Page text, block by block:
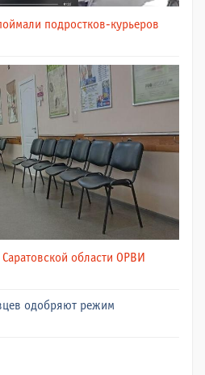
подростков-курьеров
области ОРВИ
одобряют режим